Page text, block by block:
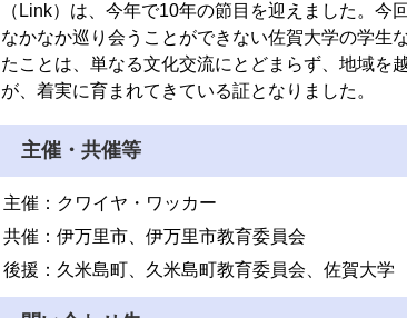
（Link）は、今年で10年の節目を迎えました。
なかなか巡り会うことができない佐賀大学の学生
たことは、単なる文化交流にとどまらず、地域を
が、着実に育まれてきている証となりました。
主催・共催等
主催：クワイヤ・ワッカー
共催：伊万里市、伊万里市教育委員会
後援：久米島町、久米島町教育委員会、佐賀大学